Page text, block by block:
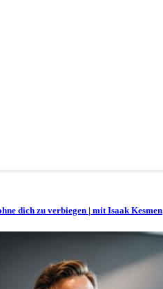
dich zu verbiegen | mit Isaak Kesmen